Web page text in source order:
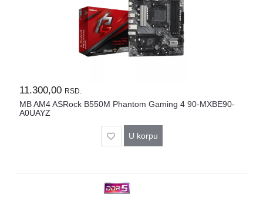
11.300,00 RSD.
MB AM4 ASRock B550M Phantom Gaming 4 90-MXBE90-
A0UAYZ
U korpu